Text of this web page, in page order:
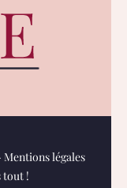
Mentions légales
tout !